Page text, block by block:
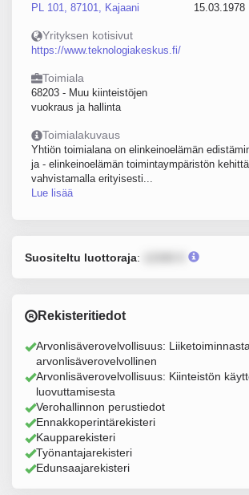
PL 101, 87101, Kajaani 15.03.1978
Yrityksen kotisivut
https://www.teknologiakeskus.fi/
Toimiala
68203 - Muu kiinteistöjen
vuokraus ja hallinta
Toimialakuvaus
Yhtiön toimialana on elinkeinoelämän
ja - elinkeinoelämän toimintaympäristön
vahvistamalla erityisesti...
Lue lisää
Suositeltu luottoraja:
Rekisteritiedot
Arvonlisäverovelvollisuus: Liiketoiminnasta
arvonlisäverovelvollinen
Arvonlisäverovelvollisuus: Kiinteistön
luovuttamisesta
Verohallinnon perustiedot
Ennakkoperintärekisteri
Kaupparekisteri
Työnantajarekisteri
Edunsaajarekisteri